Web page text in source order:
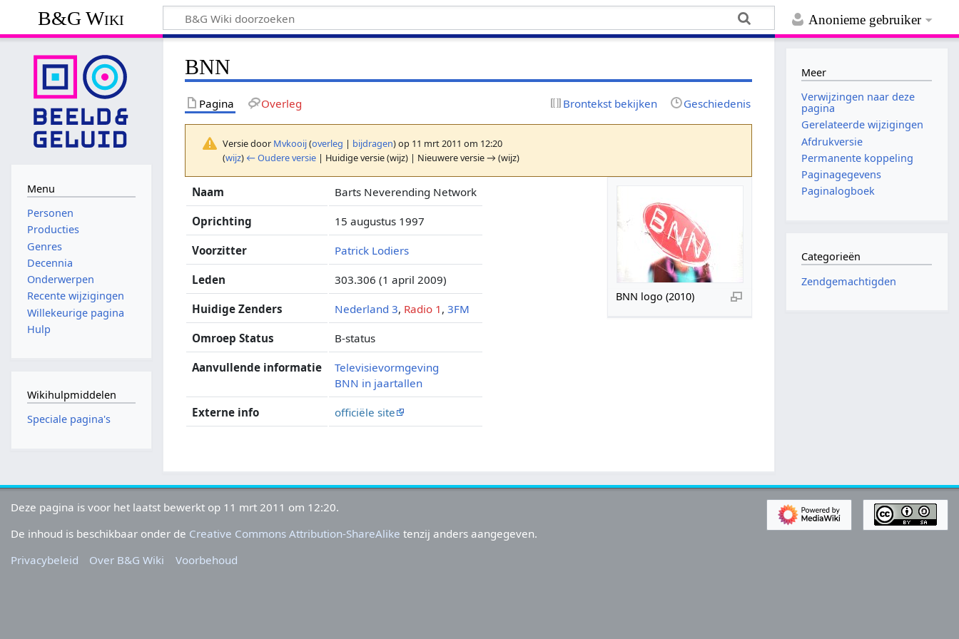
Anonieme gebruiker
B&G Wiki
BNN
Pagina Overleg Brontekst bekijken Geschiedenis
Versie door Mvkooij(overleg | bijdragen)op 11 mrt 2011 om 12:20
(wijz) ← Oudere versie | Huidige versie (wijz) | Nieuwere versie → (wijz)
BNN logo (2010)
Naam Barts Neverending Network
Oprichting 15 augustus 1997
Voorzitter Patrick Lodiers
Leden 303.306 (1 april 2009)
Huidige Zenders Nederland 3, Radio 1 ,3FM
Omroep Status B-status
Aanvullende informatie
Televisievormgeving
BNN in jaartallen
Externe info officiële site
Menu
Personen
Producties
Genres
Decennia
Onderwerpen
Recente wijzigingen
Willekeurige pagina
Hulp
Wikihulpmiddelen
Speciale pagina's
Meer
Verwijzingen naar deze
pagina
Gerelateerde wijzigingen
Afdrukversie
Permanente koppeling
Paginagegevens
Paginalogboek
Categorieën
Zendgemachtigden
Deze pagina is voor het laatst bewerkt op 11 mrt 2011 om 12:20.
De inhoud is beschikbaar onder de Creative Commons Attribution-ShareAlike tenzij anders aangegeven.
Privacybeleid
Over B&G Wiki Voorbehoud